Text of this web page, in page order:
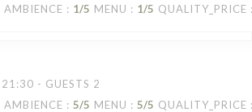
AMBIENCE : 1/5 MENU : 1/5 QUALITY_PRICE
- GUESTS 2
AMBIENCE : 5/5 MENU : 5/5 QUALITY_PRICE